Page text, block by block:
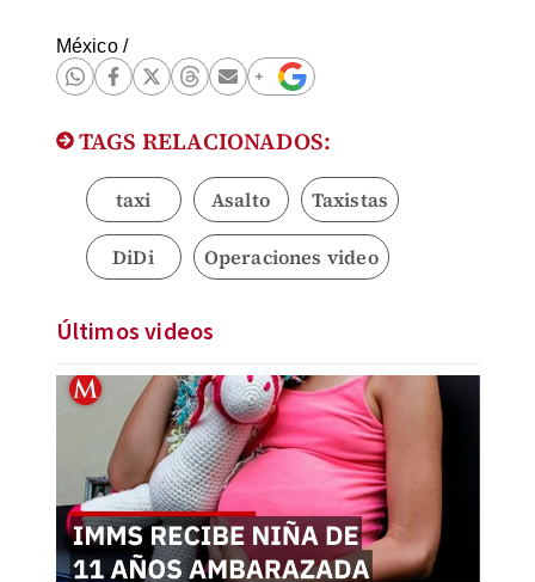
México/
TAGS RELACIONADOS:
taxi Asalto Taxistas
DiDi Operaciones video
Últimos videos